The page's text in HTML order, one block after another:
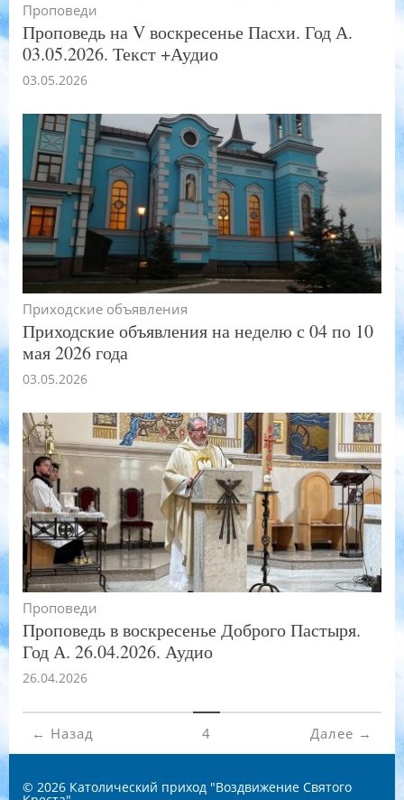
Проповеди
Проповедь на V воскресенье Пасхи. Год А.
03.05.2026. Текст +Аудио
03.05.2026
Приходские объявления
Приходские объявления на неделю с 04 по 10
мая 2026 года
03.05.2026
Проповеди
Проповедь в воскресенье Доброго Пастыря.
Год А. 26.04.2026. Аудио
26.04.2026
← Назад 4 Далее →
© 2026 Католический приход "Воздвижение Святого